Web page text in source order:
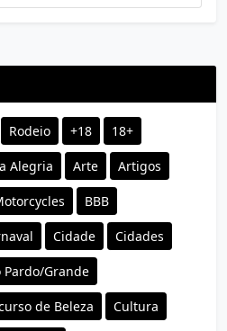
Rodeio +18 18+
Alegria Arte Artigos
BBB
Cidade Cidades
Pardo/Grande
de Beleza Cultura